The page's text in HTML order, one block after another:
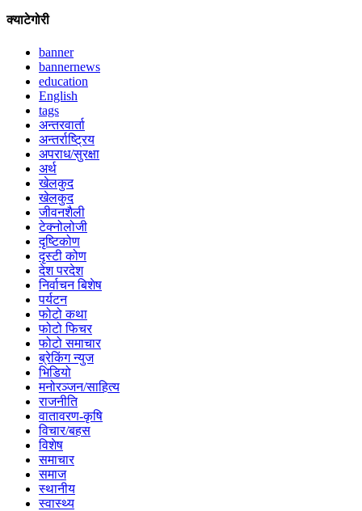
क्याटेगोरी
banner
bannernews
education
English
tags
अन्तरवार्ता
अन्तर्राष्ट्रिय
अपराध/सुरक्षा
अर्थ
खेलकुद
खेलकुद
जीवनशैली
टेक्नोलोजी
दृष्टिकोण
दृस्टी कोण
देश परदेश
निर्वाचन बिशेष
पर्यटन
फोटो कथा
फोटो फिचर
फोटो समाचार
ब्रेकिंग न्युज
भिडियो
मनोरञ्जन/साहित्य
राजनीति
वातावरण-कृषि
विचार/बहस
विशेष
समाचार
समाज
स्थानीय
स्वास्थ्य